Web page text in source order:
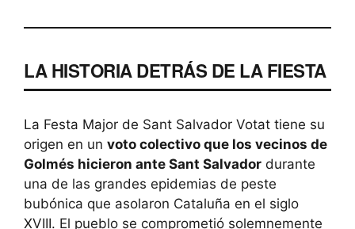
LA HISTORIA DETRÁS DE LA FIESTA
La Festa Major de Sant Salvador Votat tiene su
origen en un voto colectivo que los vecinos de
Golmés hicieron ante Sant Salvador durante
una de las grandes epidemias de peste
bubónica que asolaron Cataluña en el siglo
XVIII. El pueblo se comprometió solemnemente